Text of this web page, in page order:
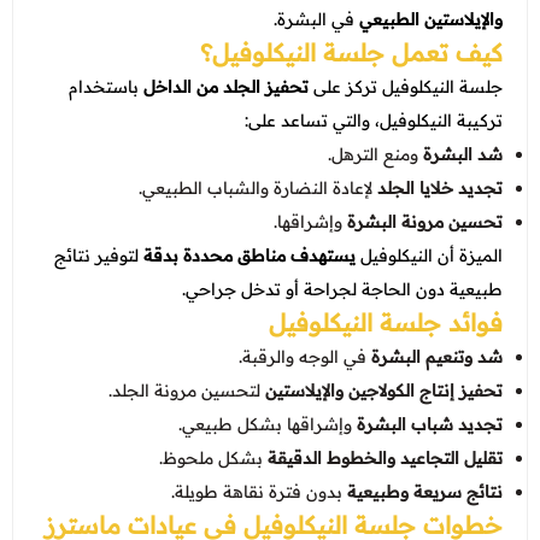
عروض العناية بالشعر
عروض الرجال
عروض جراحات التجميل
عروض قسم الطوارئ
عروض المختبر
عروض الاشعة
عروض الباطنة
عروض العظام
عروض الانف والاذن والحنجرة
عروض العلاج الطبيعي
والإيلاستين الطبيعي في البشرة.
كيف تعمل جلسة النيكلوفيل؟
جلسة النيكلوفيل تركز علىتحفيز الجلد من الداخل باستخدام
تركيبة النيكلوفيل، والتي تساعد على:
شد البشرةومنع الترهل.
تجديد خلايا الجلدلإعادة النضارة والشباب الطبيعي.
تحسين مرونة البشرةوإشراقها.
الميزة أن النيكلوفيليستهدف مناطق محددة بدقةلتوفير نتائج
طبيعية دون الحاجة لجراحة أو تدخل جراحي.
فوائد جلسة النيكلوفيل
شد وتنعيم البشرةفي الوجه والرقبة.
تحفيز إنتاج الكولاجين والإيلاستينلتحسين مرونة الجلد.
تجديد شباب البشرةوإشراقها بشكل طبيعي.
تقليل التجاعيد والخطوط الدقيقةبشكل ملحوظ.
نتائج سريعة وطبيعيةبدون فترة نقاهة طويلة.
خطوات جلسة النيكلوفيل في عيادات ماسترز